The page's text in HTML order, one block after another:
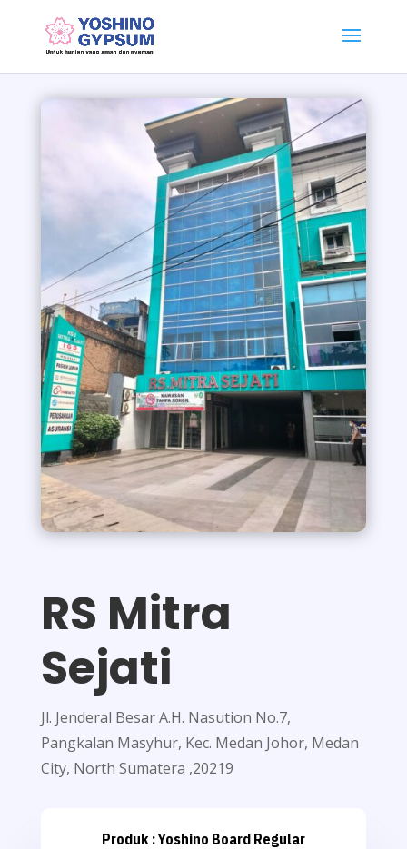
RS Mitra
Sejati
Jl. Jenderal Besar A.H. Nasution No.7,
Pangkalan Masyhur, Kec. Medan Johor, Medan
City, North Sumatera ,20219
Produk : Yoshino Board Regular